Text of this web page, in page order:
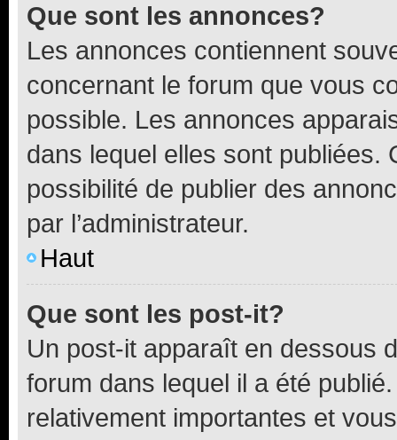
Que sont les annonces?
Les annonces contiennent
concernant le forum que vous
possible. Les annonces
dans lequel elles sont publiées.
possibilité de publier des
par l’administrateur.
Haut
Que sont les post-it?
Un post-it apparaît en dessous
forum dans lequel il a été
relativement importantes et